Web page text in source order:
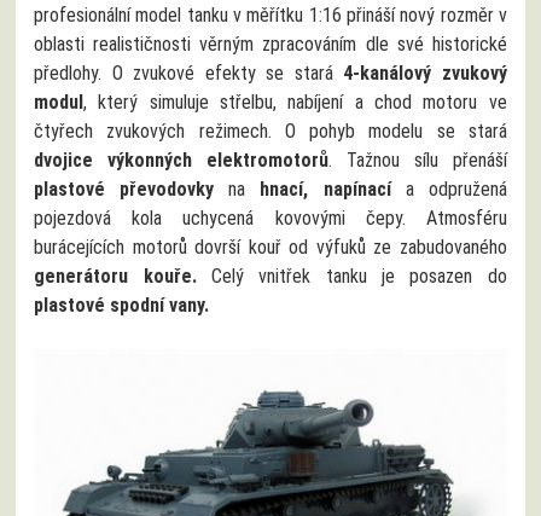
profesionální model tanku v měřítku 1:16 přináší nový rozměr v
oblasti realističnosti věrným zpracováním dle své historické
předlohy. O zvukové efekty se stará 4-kanálový zvukový
modul, který simuluje střelbu, nabíjení a chod motoru ve
čtyřech zvukových režimech. O pohyb modelu se stará
dvojice výkonných elektromotorů. Tažnou sílu přenáší
plastové převodovky na hnací, napínacía odpružená
pojezdová kola uchycená kovovými čepy. Atmosféru
burácejících motorů dovrší kouř od výfuků ze zabudovaného
generátoru kouře.Celý vnitřek tanku je posazen do
plastové spodní vany.